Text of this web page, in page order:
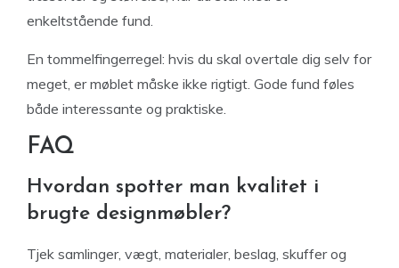
enkeltstående fund.
En tommelfingerregel: hvis du skal overtale dig selv for
meget, er møblet måske ikke rigtigt. Gode fund føles
både interessante og praktiske.
FAQ
Hvordan spotter man kvalitet i
brugte designmøbler?
Tjek samlinger, vægt, materialer, beslag, skuffer og